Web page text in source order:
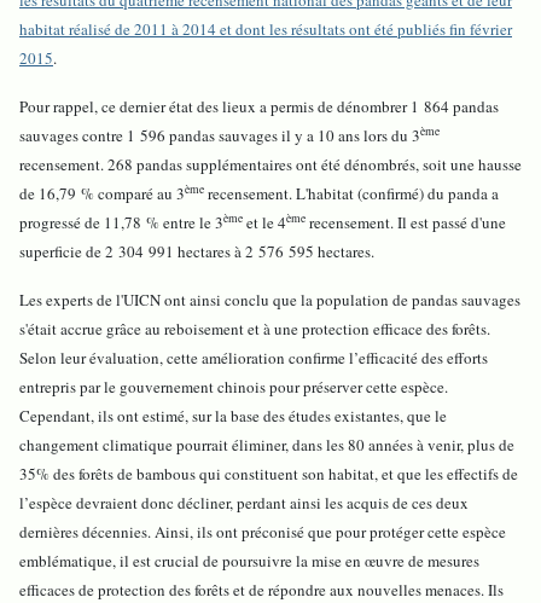
habitat réalisé de 2011 à 2014 et dont les résultats ont été publiés fin février
2015.
Pour rappel, ce dernier état des lieux a permis de dénombrer 1 864 pandas
sauvages contre 1 596 pandas sauvages il y a 10 ans lors du 3ème
recensement. 268 pandas supplémentaires ont été dénombrés, soit une hausse
de 16,79 % comparé au 3ème recensement. L'habitat (confirmé) du panda a
progressé de 11,78 % entre le 3ème et le 4ème recensement. Il est passé d'une
superficie de 2 304 991 hectares à 2 576 595 hectares.
Les experts de l'UICN ont ainsi conclu que la population de pandas sauvages
s'était accrue grâce au reboisement et à une protection efficace des forêts.
Selon leur évaluation, cette amélioration confirme l’efficacité des efforts
entrepris par le gouvernement chinois pour préserver cette espèce.
Cependant, ils ont estimé, sur la base des études existantes, que le
changement climatique pourrait éliminer, dans les 80 années à venir, plus de
35% des forêts de bambous qui constituent son habitat, et que les effectifs de
l’espèce devraient donc décliner, perdant ainsi les acquis de ces deux
dernières décennies. Ainsi, ils ont préconisé que pour protéger cette espèce
emblématique, il est crucial de poursuivre la mise en œuvre de mesures
efficaces de protection des forêts et de répondre aux nouvelles menaces. Ils